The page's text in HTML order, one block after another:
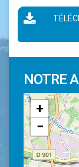
NOTRE
+
−